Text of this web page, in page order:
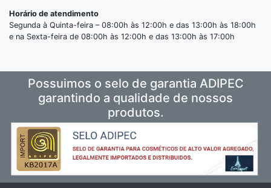
Horário de atendimento
Segunda à Quinta-feira – 08:00h às 12:00h e das 13:00h às 18:00h
e na Sexta-feira de 08:00h às 12:00h e das 13:00h às 17:00h
Possuimos o selo de garantia ADIPEC
garantindo a qualidade de nossos
produtos.